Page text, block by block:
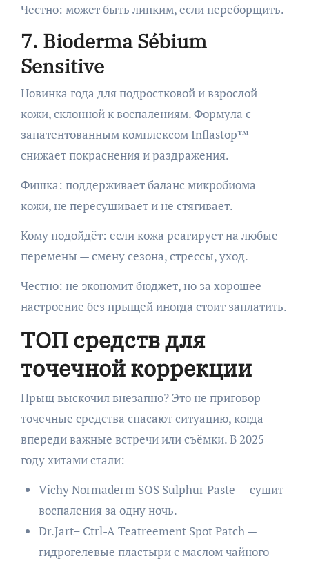
Честно: может быть липким, если переборщить.
7. Bioderma Sébium
Sensitive
Новинка года для подростковой и взрослой
кожи, склонной к воспалениям. Формула с
запатентованным комплексом Inflastop™
снижает покраснения и раздражения.
Фишка: поддерживает баланс микробиома
кожи, не пересушивает и не стягивает.
Кому подойдёт: если кожа реагирует на любые
перемены — смену сезона, стрессы, уход.
Честно: не экономит бюджет, но за хорошее
настроение без прыщей иногда стоит заплатить.
ТОП средств для
точечной коррекции
Прыщ выскочил внезапно? Это не приговор —
точечные средства спасают ситуацию, когда
впереди важные встречи или съёмки. В 2025
году хитами стали:
Vichy Normaderm SOS Sulphur Paste — сушит
воспаления за одну ночь.
Dr.Jart+ Ctrl-A Teatreement Spot Patch —
гидрогелевые пластыри с маслом чайного